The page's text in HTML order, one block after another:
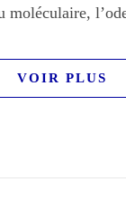
moléculaire,
VOIR PLUS